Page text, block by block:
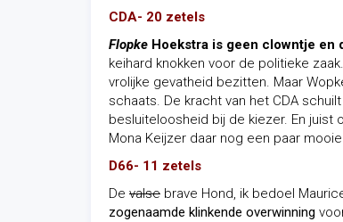
CDA- 20 zetels
Flopke Hoekstra is geen clowntje en
keihard knokken voor de politieke
vrolijke gevatheid bezitten. Maar
schaats. De kracht van het CDA
besluiteloosheid bij de kiezer. En
Mona Keijzer daar nog een paar
D66- 11 zetels
De valse brave Hond, ik bedoel
zogenaamde klinkende overwinning